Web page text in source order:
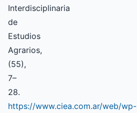
Interdisciplinaria
de
Estudios
Agrarios,
(55),
7–
28.
https://www.ciea.com.ar/web/wp-